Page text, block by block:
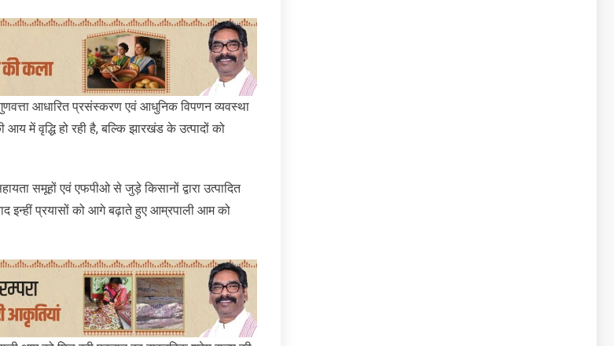
आधारित प्रसंस्करण एवं आधुनिक विपणन व्यवस्था
में वृद्धि हो रही है, बल्कि झारखंड के उत्पादों को
समूहों एवं एफपीओ से जुड़े किसानों द्वारा उत्पादित
इन्हीं प्रयासों को आगे बढ़ाते हुए आम्रपाली आम को